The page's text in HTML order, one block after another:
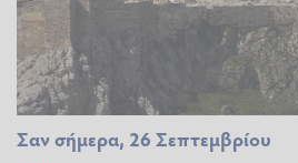
Σαν σήμερα, 26 Σεπτεμβρίου